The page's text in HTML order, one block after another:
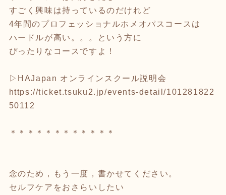
すごく興味は持っているのだけれど
4年間のプロフェッショナルホメオパスコースは
ハードルが高い。。。という方に
ぴったりなコースですよ！
▷HAJapan オンラインスクール説明会
https://ticket.tsuku2.jp/events-detail/101281822
50112
＊＊＊＊＊＊＊＊＊＊＊＊
念のため，もう一度，書かせてください。
セルフケアをおさらいしたい